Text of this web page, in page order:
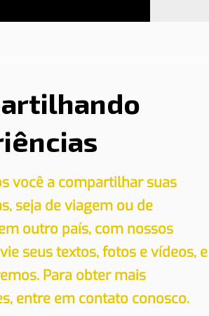
você a compartilhar suas
seja de viagem ou de
outro país, com nossos
seus textos, fotos e vídeos, e
Para obter mais
entre em contato conosco.